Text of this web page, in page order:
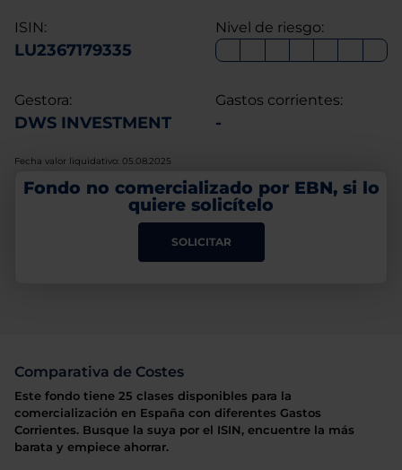
ISIN:
LU2367179335
Nivel de riesgo:
Gestora:
DWS INVESTMENT
Gastos corrientes:
-
Fecha valor liquidativo: 05.08.2025
Fondo no comercializado por EBN, si lo
quiere solicítelo
SOLICITAR
Comparativa de Costes
Este fondo tiene 25 clases disponibles para la
comercialización en España con diferentes Gastos
Corrientes. Busque la suya por el ISIN, encuentre la más
barata y empiece ahorrar.